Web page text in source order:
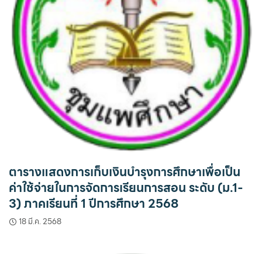
ตารางแสดงการเก็บเงินบำรุงการศึกษาเพื่อเป็น
ค่าใช้จ่ายในการจัดการเรียนการสอน ระดับ (ม.1-
3) ภาคเรียนที่ 1 ปีการศึกษา 2568
18 มี.ค. 2568